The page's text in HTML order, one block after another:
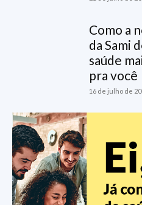
Como a
da Sami
saúde
pra você
16 de julho de